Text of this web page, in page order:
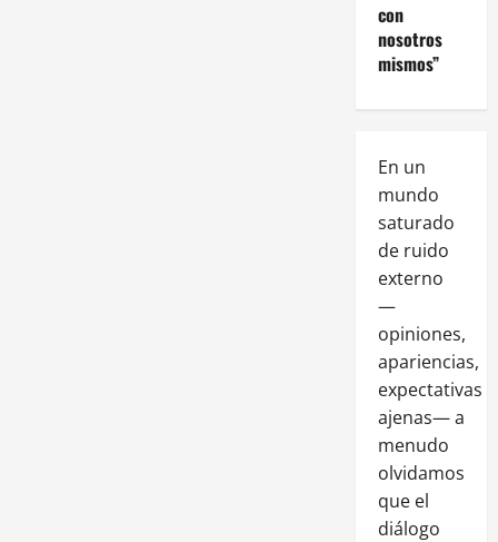
con
nosotros
mismos”
En un
mundo
saturado
de ruido
externo
—
opiniones,
apariencias,
expectativas
ajenas— a
menudo
olvidamos
que el
diálogo